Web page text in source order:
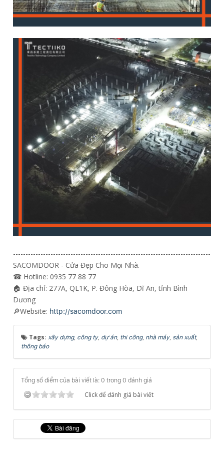
-------------------------------------------------------------------------------
SACOMDOOR - Cửa Đẹp Cho Mọi Nhà.
☎ Hotline: 0935 77 88 77
🏠 Địa chỉ: 277A, QL1K, P. Đông Hòa, Dĩ An, tỉnh Bình
Dương
🔎Website: http://sacomdoor.com
Tags: xây dựng, công ty, dự án, thi công, nhà máy, sản xuất,
thông báo
Tổng số điểm của bài viết là: 0 trong 0 đánh giá
Click để đánh giá bài viết